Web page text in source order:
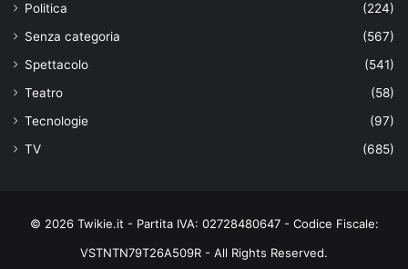
Politica
(224)
Senza categoria
(567)
Spettacolo
(541)
Teatro
(58)
Tecnologie
(97)
TV
(685)
© 2026 Twikie.it - Partita IVA: 02728480647 - Codice Fiscale:
VSTNTN79T26A509R - All Rights Reserved.